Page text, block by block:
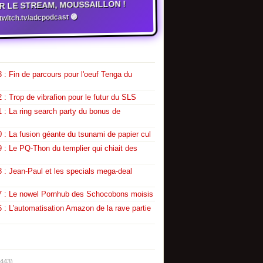
LE STREAM, MOUSSAILLON !
adcpodcast 🟣
: Fin de parcours pour l'oeuf Tenga du
: Trop de vibrafion pour le futur du SLS
: La ring search party du bonus de
: La fusion géante du tsunami de papier cul
: Le PQ-Thon du templier qui chiait des
: Jean-Paul et les specials mega-deal
: Le nowel Pornhub des Schocobons moisis
: L'automatisation Amazon de la rave partie